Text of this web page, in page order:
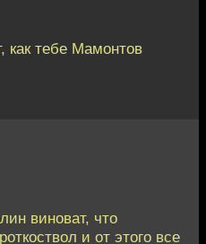
как тебе Мамонтов
виноват, что
и от этого все